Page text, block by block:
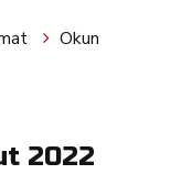
Okun
2022